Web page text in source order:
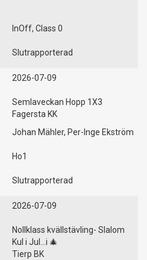
InOff, Class 0
Slutrapporterad
2026-07-09
Semlaveckan Hopp 1X3
Fagersta KK
Johan Mähler, Per-Inge Ekström
Ho1
Slutrapporterad
2026-07-09
Nollklass kvällstävling- Slalom
Kul i Jul...i 🎄
Tierp BK